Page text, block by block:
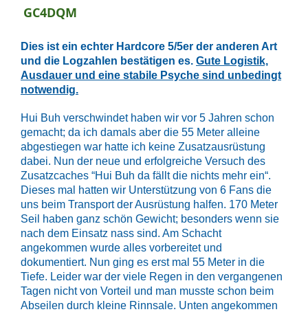
GC4DQM
Dies ist ein echter Hardcore 5/5er der anderen Art
und die Logzahlen bestätigen es. Gute Logistik,
Ausdauer und eine stabile Psyche sind unbedingt
notwendig.
Hui Buh verschwindet haben wir vor 5 Jahren schon
gemacht; da ich damals aber die 55 Meter alleine
abgestiegen war hatte ich keine Zusatzausrüstung
dabei. Nun der neue und erfolgreiche Versuch des
Zusatzcaches “Hui Buh da fällt die nichts mehr ein“.
Dieses mal hatten wir Unterstützung von 6 Fans die
uns beim Transport der Ausrüstung halfen. 170 Meter
Seil haben ganz schön Gewicht; besonders wenn sie
nach dem Einsatz nass sind. Am Schacht
angekommen wurde alles vorbereitet und
dokumentiert. Nun ging es erst mal 55 Meter in die
Tiefe. Leider war der viele Regen in den vergangenen
Tagen nicht von Vorteil und man musste schon beim
Abseilen durch kleine Rinnsale. Unten angekommen